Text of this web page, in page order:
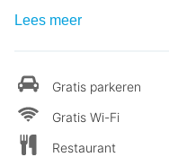
Lees meer
Gratis parkeren
Gratis Wi-Fi
Restaurant